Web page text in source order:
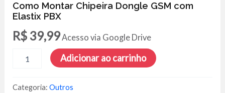
Como Montar Chipeira Dongle GSM com
Elastix PBX
R$ 39,99Acesso via Google Drive
Montar
Dongle
Adicionar ao carrinho
Categoria:Outros